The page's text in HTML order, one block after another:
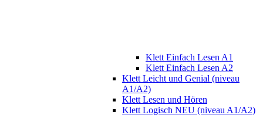
Klett Einfach Lesen A1
Klett Einfach Lesen A2
Klett Leicht und Genial (niveau
A1/A2)
Klett Lesen und Hören
Klett Logisch NEU (niveau A1/A2)